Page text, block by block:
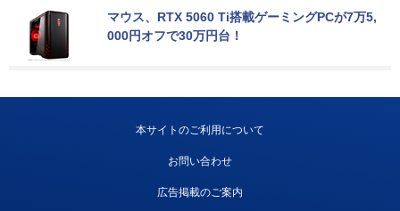
マウス、RTX 5060 Ti搭載ゲーミングPCが7万5,
000円オフで30万円台！
本サイトのご利用について
お問い合わせ
広告掲載のご案内